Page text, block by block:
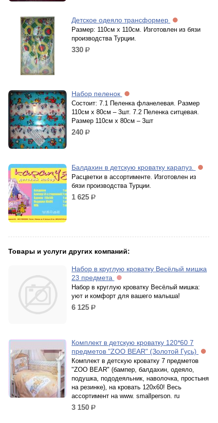
Детское одеяло трансформер
Размер: 110см х 110см. Изготовлен из бязи
производства Турции.
330 р.
Набор пеленок
Состоит: 7.1 Пеленка фланелевая. Размер
110см х 80см – 3шт. 7.2 Пеленка ситцевая.
Размер 110см х 80см – 3шт
240 р.
Балдахин в детскую кроватку карапуз.
Расцветки в ассортименте. Изготовлен из
бязи производства Турции.
1 625 р.
Товары и услуги других компаний:
Набор в круглую кроватку Весёлый мишка
23 предмета
Набор в круглую кроватку Весёлый мишка:
уют и комфорт для вашего малыша!
6 125 р.
Комплект в детскую кроватку 120*60 7
предметов "ZOO BEAR" (Золотой Гусь)
Комплект в детскую кроватку 7 предметов
"ZOO BEAR" (бампер, балдахин, одеяло,
подушка, пододеяльник, наволочка, простыня
на резинке), на кровать 120х60! Весь
ассортимент на www. smallperson. ru
3 150 р.